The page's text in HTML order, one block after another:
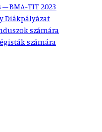
BMA-TIT 2023
Diákpályázat
számára
számára